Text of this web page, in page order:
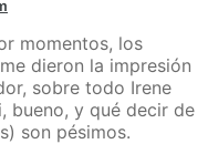
momentos, los
dieron la impresión
sobre todo Irene
bueno, y qué decir de
son pésimos.